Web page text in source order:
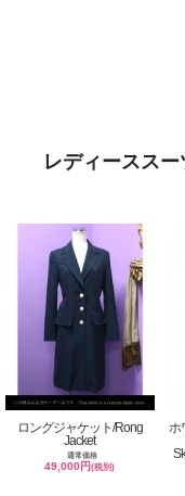
レディースス
ロングジャケット/Rong
Jacket
通常価格
49,000円(税別)
ホ